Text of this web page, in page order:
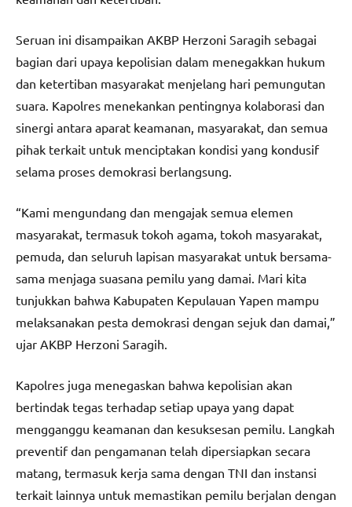
Seruan ini disampaikan AKBP Herzoni Saragih sebagai
bagian dari upaya kepolisian dalam menegakkan hukum
dan ketertiban masyarakat menjelang hari pemungutan
suara. Kapolres menekankan pentingnya kolaborasi dan
sinergi antara aparat keamanan, masyarakat, dan semua
pihak terkait untuk menciptakan kondisi yang kondusif
selama proses demokrasi berlangsung.
“Kami mengundang dan mengajak semua elemen
masyarakat, termasuk tokoh agama, tokoh masyarakat,
pemuda, dan seluruh lapisan masyarakat untuk bersama-
sama menjaga suasana pemilu yang damai. Mari kita
tunjukkan bahwa Kabupaten Kepulauan Yapen mampu
melaksanakan pesta demokrasi dengan sejuk dan damai,”
ujar AKBP Herzoni Saragih.
Kapolres juga menegaskan bahwa kepolisian akan
bertindak tegas terhadap setiap upaya yang dapat
mengganggu keamanan dan kesuksesan pemilu. Langkah
preventif dan pengamanan telah dipersiapkan secara
matang, termasuk kerja sama dengan TNI dan instansi
terkait lainnya untuk memastikan pemilu berjalan dengan